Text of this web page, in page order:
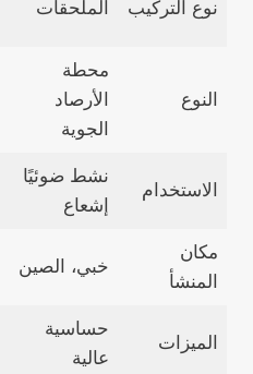
نوع التركيب الملحقات
النوع
محطة
الأرصاد
الجوية
الاستخدام
نشط ضوئيًا
إشعاع
مكان
المنشأ
خبي، الصين
الميزات
حساسية
عالية